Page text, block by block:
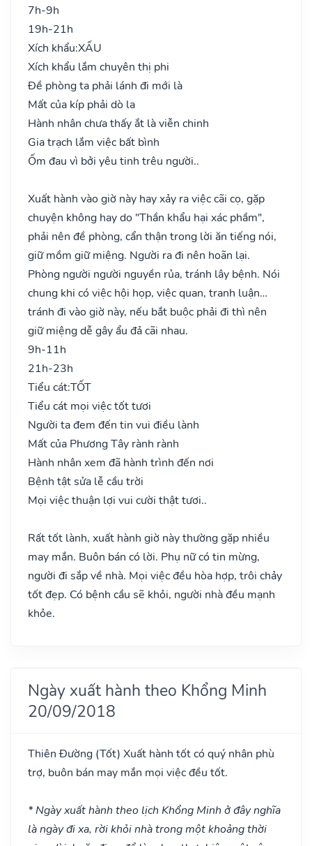
7h-9h
19h-21h
Xích khẩu:XẤU
Xích khẩu lắm chuyên thị phi
Đề phòng ta phải lánh đi mới là
Mất của kíp phải dò la
Hành nhân chưa thấy ắt là viễn chinh
Gia trạch lắm việc bất bình
Ốm đau vì bởi yêu tinh trêu người..
Xuất hành vào giờ này hay xảy ra việc cãi cọ, gặp
chuyện không hay do "Thần khẩu hại xác phầm",
phải nên đề phòng, cẩn thận trong lời ăn tiếng nói,
giữ mồm giữ miệng. Người ra đi nên hoãn lại.
Phòng người người nguyền rủa, tránh lây bệnh. Nói
chung khi có việc hội họp, việc quan, tranh luận…
tránh đi vào giờ này, nếu bắt buộc phải đi thì nên
giữ miệng dễ gây ẩu đả cãi nhau.
9h-11h
21h-23h
Tiểu cát:TỐT
Tiểu cát mọi việc tốt tươi
Người ta đem đến tin vui điều lành
Mất của Phương Tây rành rành
Hành nhân xem đã hành trình đến nơi
Bệnh tật sửa lễ cầu trời
Mọi việc thuận lợi vui cười thật tươi..
Rất tốt lành, xuất hành giờ này thường gặp nhiều
may mắn. Buôn bán có lời. Phụ nữ có tin mừng,
người đi sắp về nhà. Mọi việc đều hòa hợp, trôi chảy
tốt đẹp. Có bệnh cầu sẽ khỏi, người nhà đều mạnh
khỏe.
Ngày xuất hành theo Khổng Minh
20/09/2018
Thiên Đường (Tốt) Xuất hành tốt có quý nhân phù
trợ, buôn bán may mắn mọi việc đều tốt.
* Ngày xuất hành theo lịch Khổng Minh ở đây nghĩa
là ngày đi xa, rời khỏi nhà trong một khoảng thời